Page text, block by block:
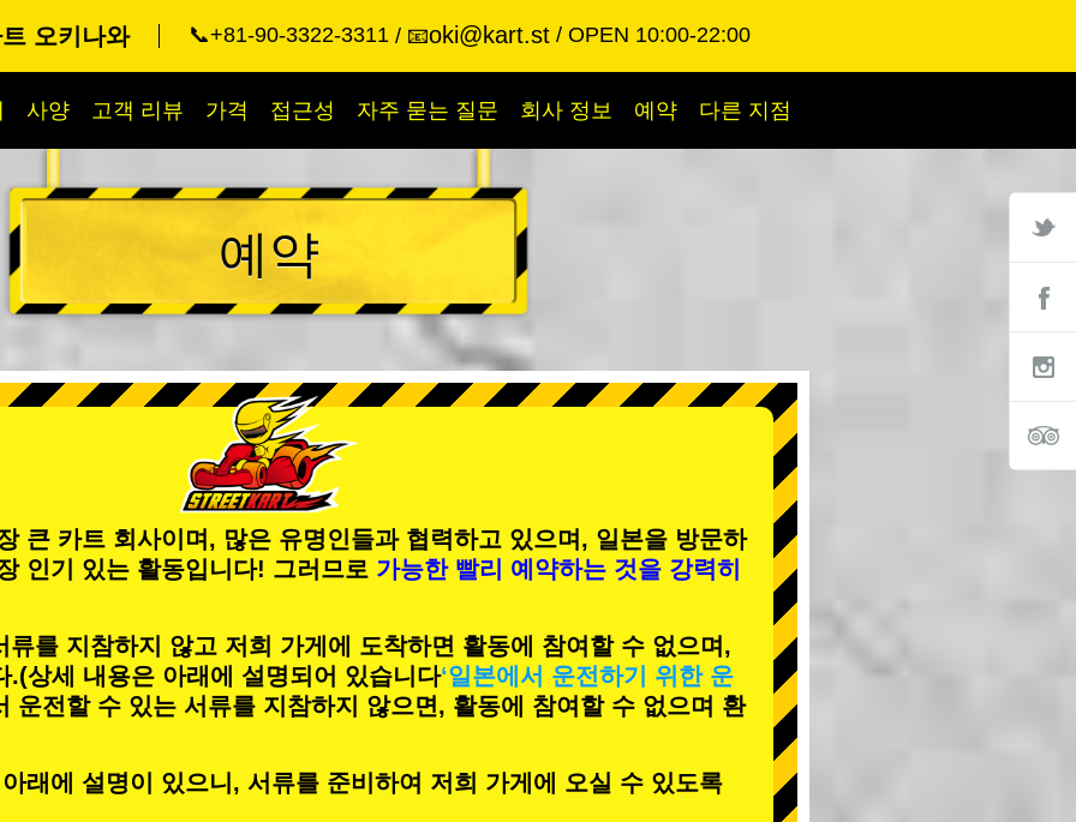
오키나와 📞+81-90-3322-3311 📧oki@kart.st OPEN 10:00-22:00
사양 고객 리뷰 가격 접근성 자주 묻는 질문 회사 정보 예약 다른 지점
예약
큰 카트 회사이며, 많은 유명인들과 협력하고 있으며, 일본을 방문하
인기 있는 활동입니다! 그러므로 가능한 빨리 예약하는 것을 강력히
를 지참하지 않고 저희 가게에 도착하면 활동에 참여할 수 없으며,
.(상세 내용은 아래에 설명되어 있습니다‘일본에서 운전하기 위한 운
운전할 수 있는 서류를 지참하지 않으면, 활동에 참여할 수 없으며 환
래에 설명이 있으니, 서류를 준비하여 저희 가게에 오실 수 있도록